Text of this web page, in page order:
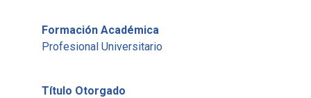
Formación Académica
Profesional Universitario
Título Otorgado